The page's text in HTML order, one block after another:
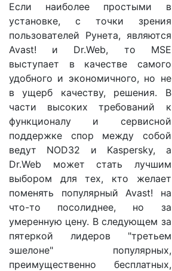
Если наиболее простыми в
установке, с точки зрения
пользователей Рунета, являются
Avast! и Dr.Web, то MSE
выступает в качестве самого
удобного и экономичного, но не
в ущерб качеству, решения. В
части высоких требований к
функционалу и сервисной
поддержке спор между собой
ведут NOD32 и Kaspersky, а
Dr.Web может стать лучшим
выбором для тех, кто желает
поменять популярный Avast! на
что-то посолиднее, но за
умеренную цену. В следующем за
пятеркой лидеров "третьем
эшелоне" популярных,
преимущественно бесплатных,